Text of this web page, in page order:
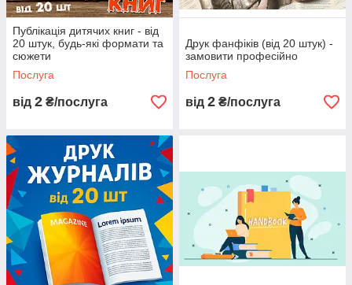
Публікація дитячих книг - від
20 штук, будь-які формати та
сюжети
Послуга
від 2 ₴/послуга
Друк фанфіків (від 20 штук) -
замовити професійно
Послуга
від 2 ₴/послуга